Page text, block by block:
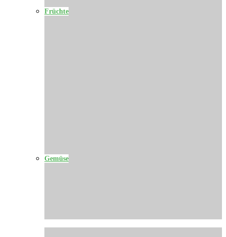
Früchte
Gemüse